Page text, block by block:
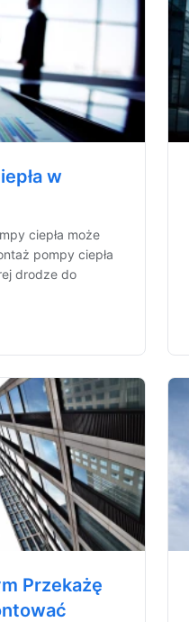
w
ciepła może
pompy ciepła
drodze do
Przekażę